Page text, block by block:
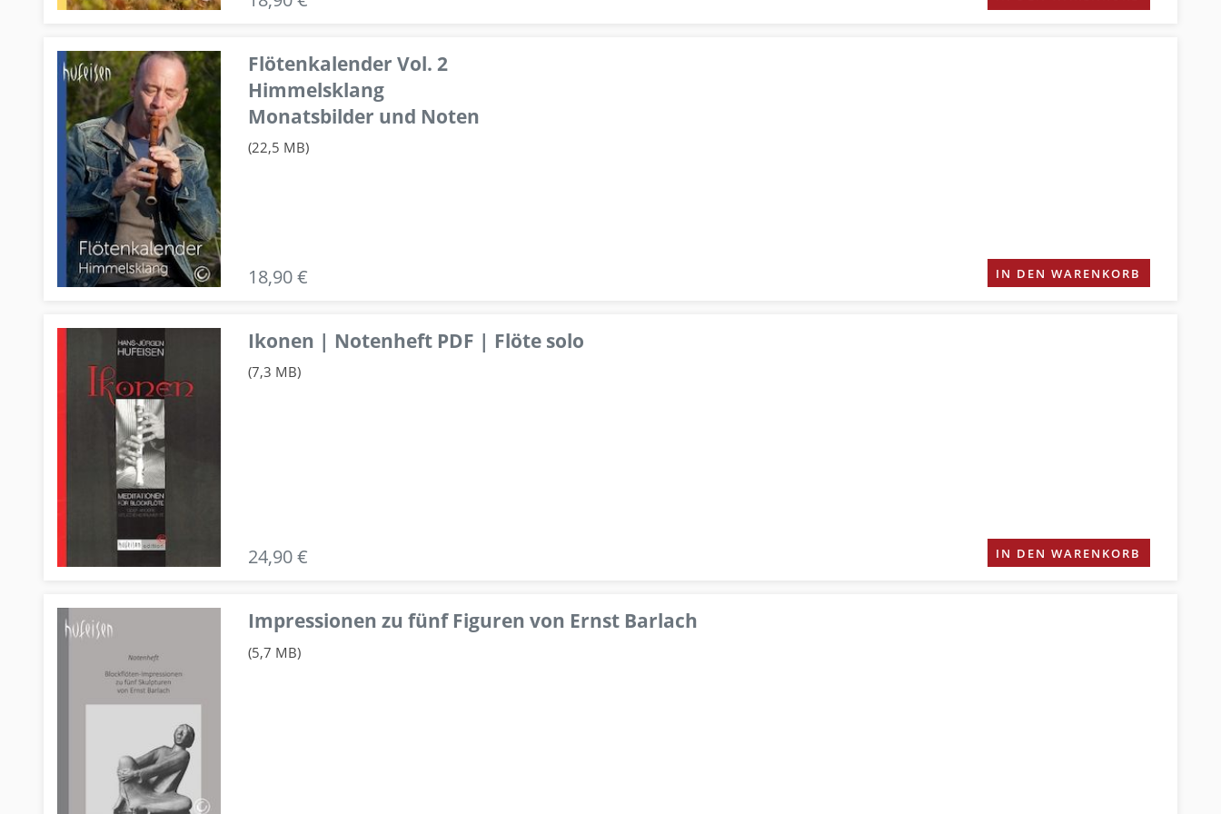
Flötenkalender Vol. 2
Himmelsklang
Monatsbilder und Noten
(22,5 MB)
18,90 € IN DEN WARENKORB
Ikonen | Notenheft PDF | Flöte solo
(7,3 MB)
24,90 € IN DEN WARENKORB
Impressionen zu fünf Figuren von Ernst Barlach
(5,7 MB)